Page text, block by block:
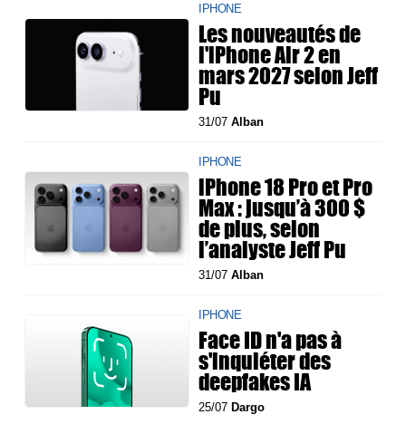
IPHONE
Les nouveautés de
l'iPhone Air 2 en
mars 2027 selon Jeff
Pu
31/07Alban
IPHONE
iPhone 18 Pro et Pro
Max : jusqu’à 300 $
de plus, selon
l’analyste Jeff Pu
31/07Alban
IPHONE
Face ID n'a pas à
s'inquiéter des
deepfakes IA
25/07Dargo